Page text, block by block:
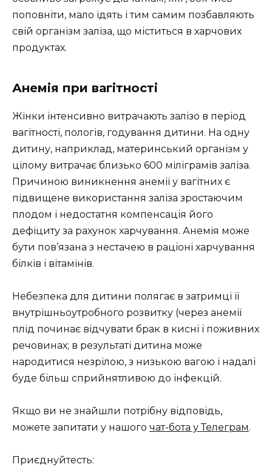
поповніти, мало їдять і тим самим позбавляють
свій організм заліза, що міститься в харчових
продуктах.
Анемія при вагітності
Жінки інтенсивно витрачають залізо в період
вагітності, пологів, годування дитини. На одну
дитину, наприклад, материнський організм у
цілому витрачає близько 600 міліграмів заліза.
Причиною виникнення анемії у вагітних є
підвищене використання заліза зростаючим
плодом і недостатня компенсація його
дефіциту за рахунок харчування. Анемія може
бути пов’язана з нестачею в раціоні харчування
білків і вітамінів.
Небезпека для дитини полягає в затримці її
внутрішньоутробного розвитку (через анемії
плід починає відчувати брак в кисні і поживних
речовинах; в результаті дитина може
народитися незрілою, з низькою вагою і надалі
буде більш сприйнятливою до інфекцій.
Якщо ви не знайшли потрібну відповідь,
можете запитати у нашого чат-бота у Телеграм.
Приєднуйтесть: